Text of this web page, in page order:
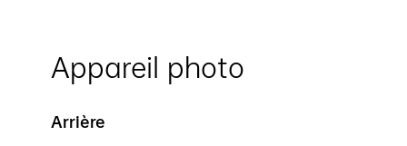
Appareil photo
Arrière